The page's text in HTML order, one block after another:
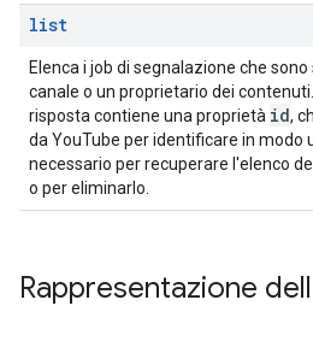
list
Elenca i job di segnalazione che
canale o un proprietario dei
risposta contiene una proprietà id,
da YouTube per identificare in modo
necessario per recuperare l'elenco
o per eliminarlo.
Rappresentazione